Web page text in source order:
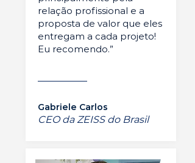
relação profissional e a
proposta de valor que eles
entregam a cada projeto!
Eu recomendo.”
Gabriele Carlos
CEO da ZEISS do Brasil